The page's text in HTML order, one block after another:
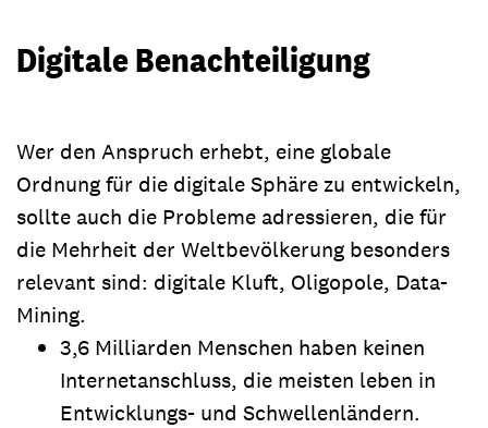
Digitale Benachteiligung
Wer den Anspruch erhebt, eine globale
Ordnung für die digitale Sphäre zu entwickeln,
sollte auch die Probleme adressieren, die für
die Mehrheit der Weltbevölkerung besonders
relevant sind: digitale Kluft, Oligopole, Data-
Mining.
3,6 Milliarden Menschen haben keinen
Internetanschluss, die meisten leben in
Entwicklungs- und Schwellenländern.